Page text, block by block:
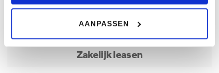
AANPASSEN
Zakelijk leasen